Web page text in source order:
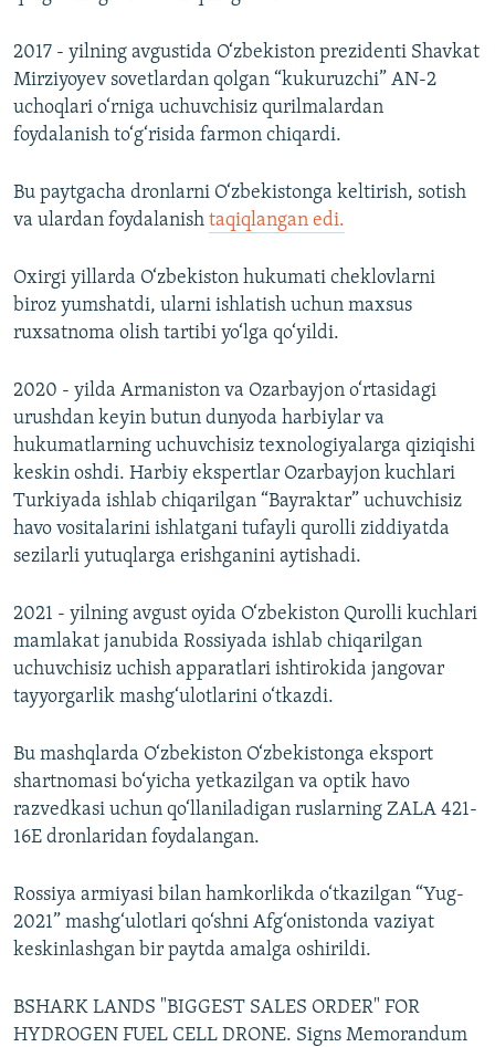
2017 - yilning avgustida O‘zbekiston prezidenti Shavkat
Mirziyoyev sovetlardan qolgan “kukuruzchi” AN-2
uchoqlari o‘rniga uchuvchisiz qurilmalardan
foydalanish to‘g‘risida farmon chiqardi.
Bu paytgacha dronlarni O‘zbekistonga keltirish, sotish
va ulardan foydalanish taqiqlangan edi.
Oxirgi yillarda O‘zbekiston hukumati cheklovlarni
biroz yumshatdi, ularni ishlatish uchun maxsus
ruxsatnoma olish tartibi yo‘lga qo‘yildi.
2020 - yilda Armaniston va Ozarbayjon o‘rtasidagi
urushdan keyin butun dunyoda harbiylar va
hukumatlarning uchuvchisiz texnologiyalarga qiziqishi
keskin oshdi. Harbiy ekspertlar Ozarbayjon kuchlari
Turkiyada ishlab chiqarilgan “Bayraktar” uchuvchisiz
havo vositalarini ishlatgani tufayli qurolli ziddiyatda
sezilarli yutuqlarga erishganini aytishadi.
2021 - yilning avgust oyida O‘zbekiston Qurolli kuchlari
mamlakat janubida Rossiyada ishlab chiqarilgan
uchuvchisiz uchish apparatlari ishtirokida jangovar
tayyorgarlik mashg‘ulotlarini o‘tkazdi.
Bu mashqlarda O‘zbekiston O‘zbekistonga eksport
shartnomasi bo‘yicha yetkazilgan va optik havo
razvedkasi uchun qo‘llaniladigan ruslarning ZALA 421-
16E dronlaridan foydalangan.
Rossiya armiyasi bilan hamkorlikda o‘tkazilgan “Yug-
2021” mashg‘ulotlari qo‘shni Afg‘onistonda vaziyat
keskinlashgan bir paytda amalga oshirildi.
BSHARK LANDS "BIGGEST SALES ORDER" FOR
HYDROGEN FUEL CELL DRONE. Signs Memorandum